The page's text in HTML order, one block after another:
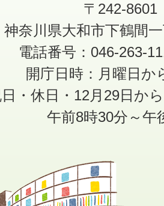
〒242-8601
神奈川県大和市下鶴間
電話番号：046-263-
開庁日時：月曜日か
日・休日・12月29日か
午前8時30分～午